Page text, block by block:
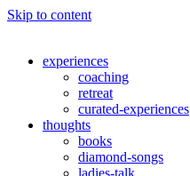
Skip to content
experiences
coaching
retreat
curated-experiences
thoughts
books
diamond-songs
ladies-talk